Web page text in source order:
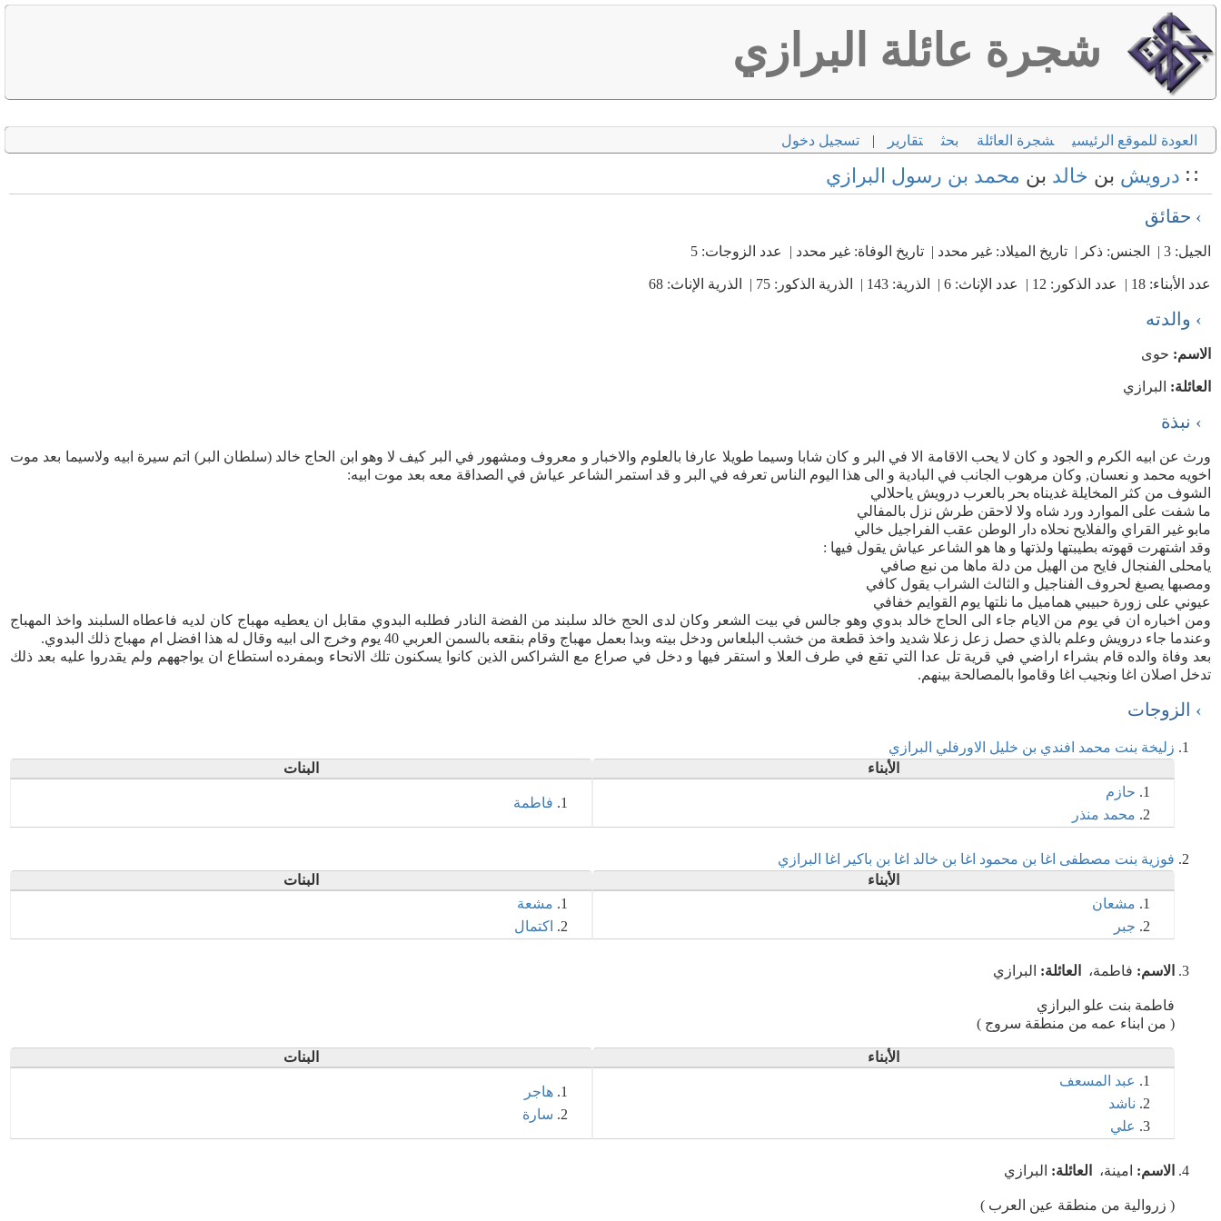
شجرة عائلة البرازي
العودة للموقع الرئيسي شجرة العائلة بحث تقارير | تسجيل دخول
∷ درويش بن خالد بن محمد بن رسول البرازي
› حقائق
الجيل: 3 | الجنس: ذكر | تاريخ الميلاد: غير محدد | تاريخ الوفاة: غير محدد | عدد الزوجات: 5
عدد الأبناء: 18 | عدد الذكور: 12 | عدد الإناث: 6 | الذرية: 143 | الذرية الذكور: 75 | الذرية الإناث: 68
› والدته
الاسم: حوى
العائلة: البرازي
› نبذة
ورث عن ابيه الكرم و الجود و كان لا يحب الاقامة الا في البر و كان شابا وسيما طويلا عارفا بالعلوم والاخبار و معروف ومشهور في البر كيف لا وهو ابن الحاج خالد (سلطان البر) اتم سيرة ابيه ولاسيما بعد موت
اخويه محمد و نعسان, وكان مرهوب الجانب في البادية و الى هذا اليوم الناس تعرفه في البر و قد استمر الشاعر عياش في الصداقة معه بعد موت ابيه:
الشوف من كثر المخايلة غديناه بحر بالعرب درويش ياحلالي
ما شفت على الموارد ورد شاه ولا لاحقن طرش نزل بالمفالي
مابو غير القراي والفلايح نحلاه دار الوطن عقب الفراجيل خالي
وقد اشتهرت قهوته بطيبتها ولذتها و ها هو الشاعر عياش يقول فيها :
يامحلى الفنجال فايح من الهيل من دلة ماها من نبع صافي
ومصبها يصبغ لحروف الفناجيل و الثالث الشراب يقول كافي
عيوني على زورة حبيبي هماميل ما نلتها يوم القوايم خفافي
ومن اخباره ان في يوم من الايام جاء الى الحاج خالد بدوي وهو جالس في بيت الشعر وكان لدى الحج خالد سلبند من الفضة النادر فطلبه البدوي مقابل ان يعطيه مهباج كان لديه فاعطاه السلبند واخذ المهباج
وعندما جاء درويش وعلم بالذي حصل زعل زعلا شديد واخذ قطعة من خشب البلعاس ودخل بيته وبدا بعمل مهباج وقام بنقعه بالسمن العربي 40 يوم وخرج الى ابيه وقال له هذا افضل ام مهباج ذلك البدوي.
بعد وفاة والده قام بشراء اراضي في قرية تل عدا التي تقع في طرف العلا و استقر فيها و دخل في صراع مع الشراكس الذين كانوا يسكنون تلك الانحاء وبمفرده استطاع ان يواجههم ولم يقدروا عليه بعد ذلك
تدخل اصلان اغا ونجيب اغا وقاموا بالمصالحة بينهم.
› الزوجات
زليخة بنت محمد افندي بن خليل الاورفلي البرازي
الأبناء
البنات
حازم
محمد منذر
فاطمة
فوزية بنت مصطفى اغا بن محمود اغا بن خالد اغا بن باكير اغا البرازي
الأبناء
البنات
مشعان
جبر
مشعة
اكتمال
الاسم: فاطمة، العائلة: البرازي
فاطمة بنت علو البرازي
( من ابناء عمه من منطقة سروج )
الأبناء
البنات
عبد المسعف
ناشد
علي
هاجر
سارة
الاسم: امينة، العائلة: البرازي
( زروالية من منطقة عين العرب )